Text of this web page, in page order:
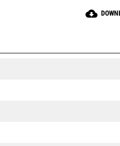
cloud_download